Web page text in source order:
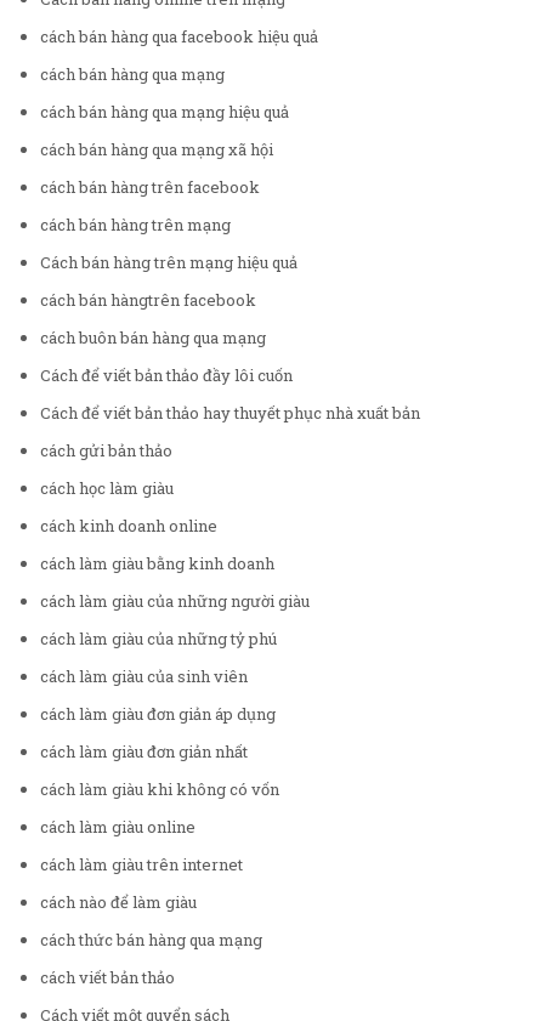
cách bán hàng qua facebook hiệu quả
cách bán hàng qua mạng
cách bán hàng qua mạng hiệu quả
cách bán hàng qua mạng xã hội
cách bán hàng trên facebook
cách bán hàng trên mạng
Cách bán hàng trên mạng hiệu quả
cách bán hàngtrên facebook
cách buôn bán hàng qua mạng
Cách để viết bản thảo đầy lôi cuốn
Cách để viết bản thảo hay thuyết phục nhà xuất bản
cách gửi bản thảo
cách học làm giàu
cách kinh doanh online
cách làm giàu bằng kinh doanh
cách làm giàu của những người giàu
cách làm giàu của những tỷ phú
cách làm giàu của sinh viên
cách làm giàu đơn giản áp dụng
cách làm giàu đơn giản nhất
cách làm giàu khi không có vốn
cách làm giàu online
cách làm giàu trên internet
cách nào để làm giàu
cách thức bán hàng qua mạng
cách viết bản thảo
Cách viết một quyển sách